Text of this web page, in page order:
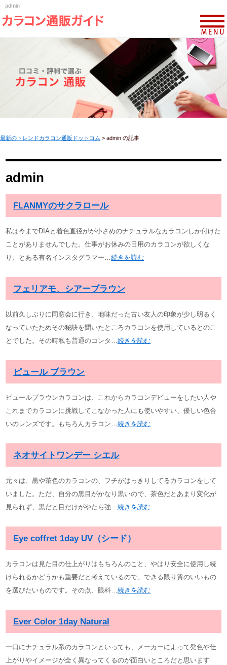
admin
最新のトレンドカラコン通販ドットコム > admin の記事
admin
FLANMYのサクラロール
私は今までDIAと着色直径がが小さめのナチュラルなカラコンしか付けた
ことがありませんでした。仕事がお休みの日用のカラコンが欲しくな
り、とある有名インスタグラマー…続きを読む
フェリアモ、シアーブラウン
以前久しぶりに同窓会に行き、地味だった古い友人の印象が少し明るく
なっていたためその秘訣を聞いたところカラコンを使用しているとのこ
とでした。その時私も普通のコンタ…続きを読む
ピュール ブラウン
ピュールブラウンカラコンは、これからカラコンデビューをしたい人や
これまでカラコンに挑戦してこなかった人にも使いやすい、優しい色合
いのレンズです。もちろんカラコン…続きを読む
ネオサイトワンデー シエル
元々は、黒や茶色のカラコンの、フチがはっきりしてるカラコンをして
いました。ただ、自分の黒目がかなり黒いので、茶色だとあまり変化が
見られず、黒だと目だけがやたら強…続きを読む
Eye coffret 1day UV（シード）
カラコンは見た目の仕上がりはもちろんのこと、やはり安全に使用し続
けられるかどうかも重要だと考えているので、できる限り質のいいもの
を選びたいものです。その点、眼科…続きを読む
Ever Color 1day Natural
一口にナチュラル系のカラコンといっても、メーカーによって発色や仕
上がりやイメージが全く異なってくるのが面白いところだと思います